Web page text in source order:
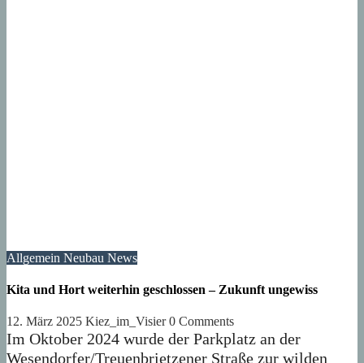
Allgemein Neubau News
Kita und Hort weiterhin geschlossen – Zukunft ungewiss
12. März 2025 Kiez_im_Visier0 Comments
Im Oktober 2024 wurde der Parkplatz an der
Wesendorfer/Treuenbrietzener Straße zur wilden